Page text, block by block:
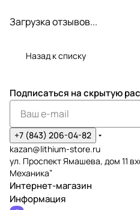
Загрузка отзывов...
Назад к списку
Подписаться на скрытую
+7 (843) 206-04-82
kazan@lithium-store.ru
ул. Проспект Ямашева, дом 11
Механика”
Интернет-магазин
Информация